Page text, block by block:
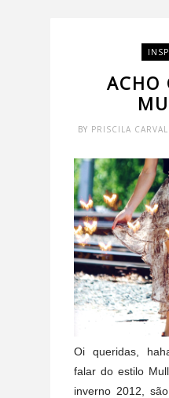
ACHO
BY PRISCILA
Oi queridas,
falar do estilo
inverno 2012,